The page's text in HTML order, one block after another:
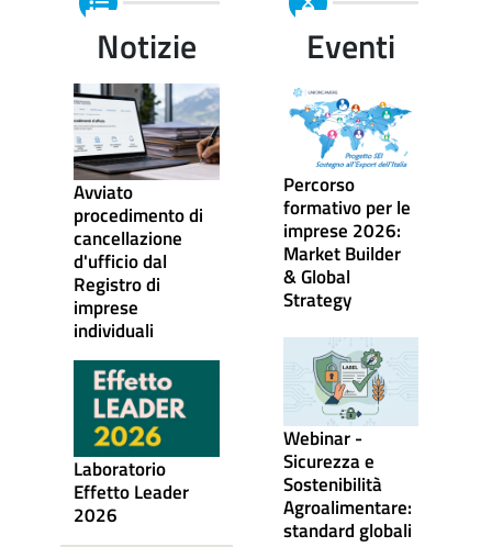
Notizie
Avviato
procedimento di
cancellazione
d'ufficio dal
Registro di
imprese
individuali
Laboratorio
Effetto Leader
2026
Eventi
Percorso
formativo per le
imprese 2026:
Market Builder
& Global
Strategy
Webinar -
Sicurezza e
Sostenibilità
Agroalimentare:
standard globali